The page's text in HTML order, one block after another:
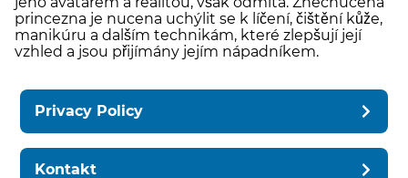
princezna je nucena uchýlit se k líčení, čištění kůže,
manikúru a dalším technikám, které zlepšují její
vzhled a jsou přijímány jejím nápadníkem.
Privacy Policy
Kontakt